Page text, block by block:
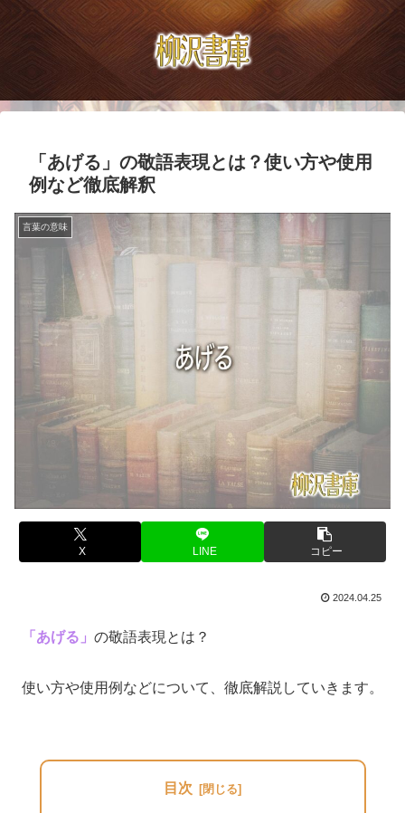
「あげる」の敬語表現とは？使い方や使用
例など徹底解釈
言葉の意味
X LINE コピー
2024.04.25
「あげる」 の敬語表現とは？
使い方や使用例などについて、徹底解説していきます。
目次